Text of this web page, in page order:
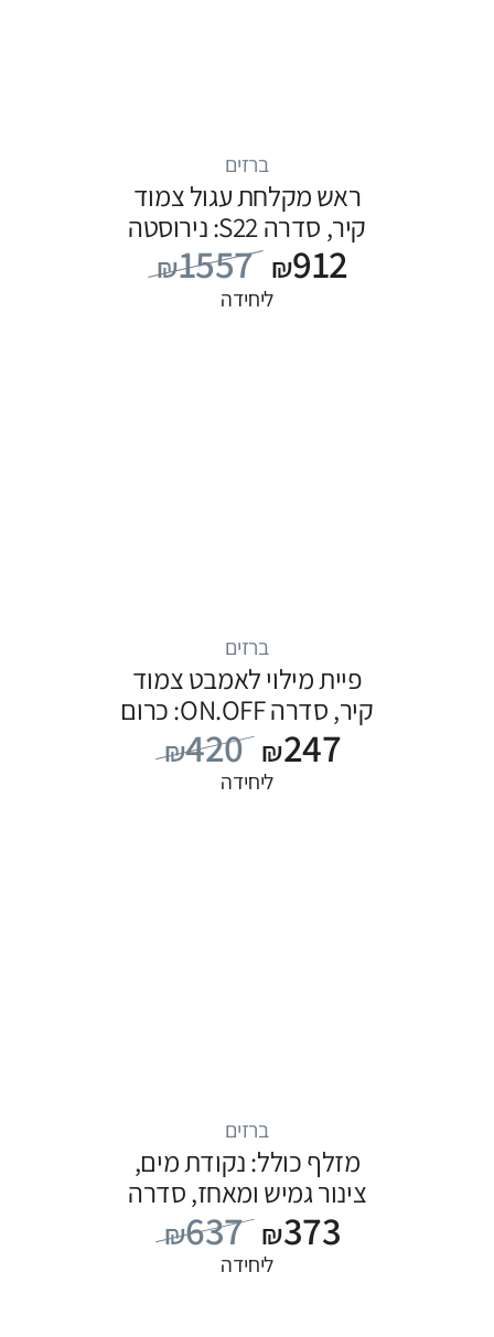
ברזים
ראש מקלחת עגול צמוד
קיר, סדרה S22: נירוסטה
₪1557 ₪912
ליחידה
ברזים
פיית מילוי לאמבט צמוד
קיר, סדרה ON.OFF: כרום
₪420 ₪247
ליחידה
ברזים
מזלף כולל: נקודת מים,
צינור גמיש ומאחז, סדרה
FLOW: שחור
₪637 ₪373
ליחידה